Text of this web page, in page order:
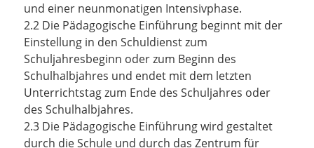
und einer neunmonatigen Intensivphase.
2.2 Die Pädagogische Einführung beginnt mit der
Einstellung in den Schuldienst zum
Schuljahresbeginn oder zum Beginn des
Schulhalbjahres und endet mit dem letzten
Unterrichtstag zum Ende des Schuljahres oder
des Schulhalbjahres.
2.3 Die Pädagogische Einführung wird gestaltet
durch die Schule und durch das Zentrum für